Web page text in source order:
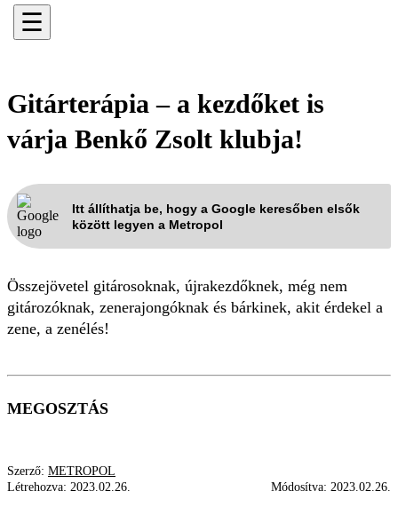
☰
Gitárterápia – a kezdőket is
várja Benkő Zsolt klubja!
Itt állíthatja be, hogy a Google keresőben elsők
között legyen a Metropol
Összejövetel gitárosoknak, újrakezdőknek, még nem
gitározóknak, zenerajongóknak és bárkinek, akit érdekel a
zene, a zenélés!
MEGOSZTÁS
Szerző: METROPOL
Létrehozva: 2023.02.26. Módosítva: 2023.02.26.